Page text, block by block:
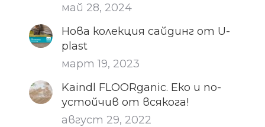
май 28, 2024
Нова колекция сайдинг от U-
plast
март 19, 2023
Kaindl FLOORganic. Еко и по-
устойчив от всякога!
август 29, 2022